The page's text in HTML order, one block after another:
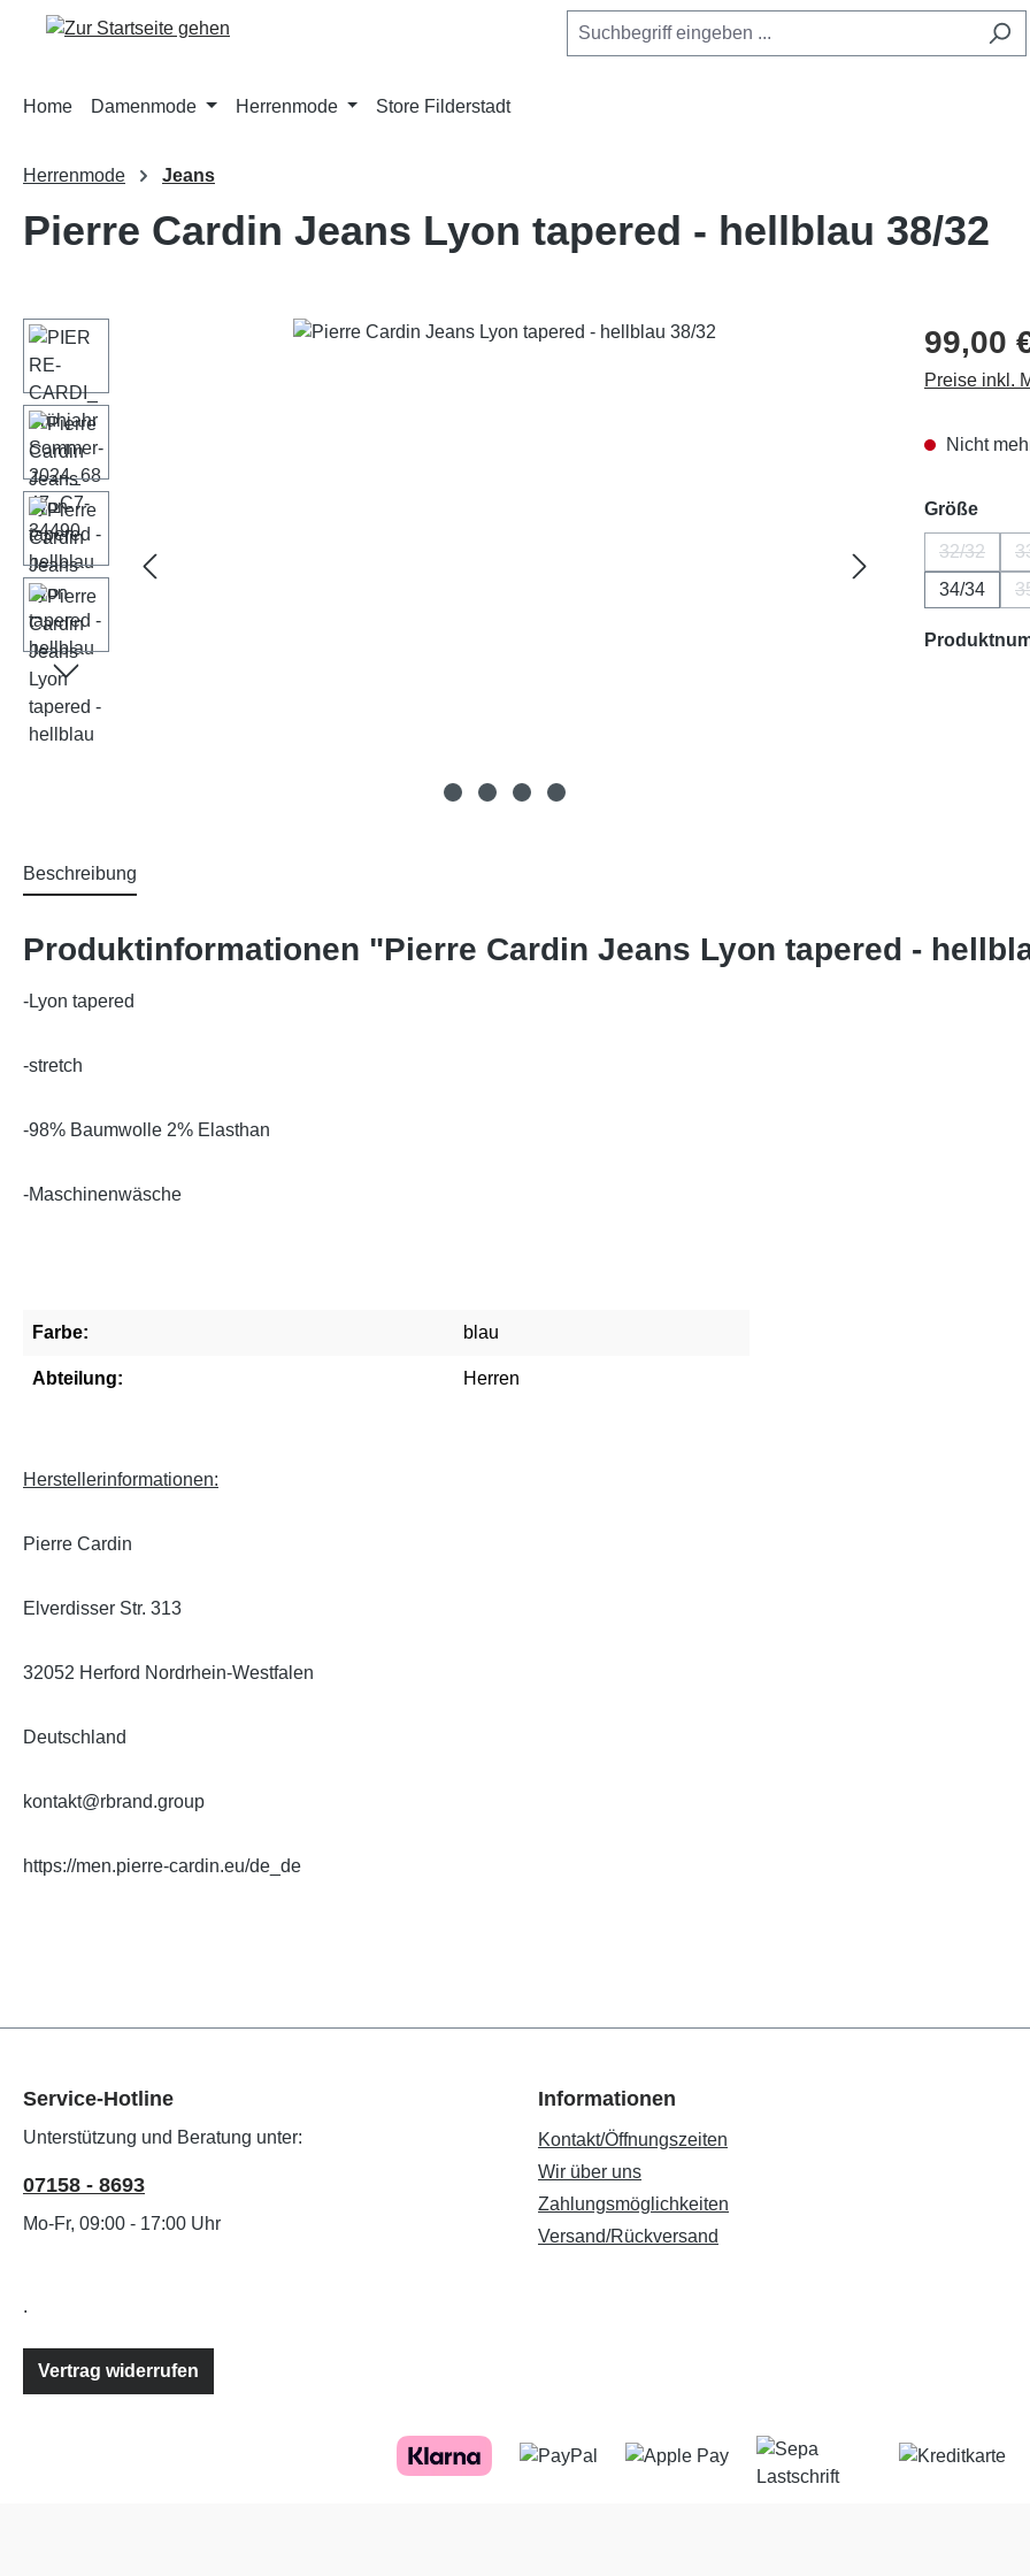
Hauptinhalt springen
Zur Suche springen
Zur Hauptnavigation springen
Home Damenmode Herrenmode Store Filderstadt
Herrenmode Jeans
Pierre Cardin Jeans Lyon tapered - hellblau 38/32
Bildergalerie überspringen 99,00
Preise inkl.
Nicht
Größe
32/32
34/34
Beschreibung
Produktinformationen "Pierre Cardin Jeans Lyon tapered -
-Lyon tapered
-stretch
-98% Baumwolle 2% Elasthan
-Maschinenwäsche
Farbe: blau
Abteilung: Herren
Herstellerinformationen:
Pierre Cardin
Elverdisser Str. 313
32052 Herford Nordrhein-Westfalen
Deutschland
kontakt@rbrand.group
https://men.pierre-cardin.eu/de_de
Service-Hotline
Unterstützung und Beratung unter:
07158 - 8693
Mo-Fr, 09:00 - 17:00 Uhr
.
Vertrag widerrufen
Informationen
Kontakt/Öffnungszeiten
Wir über uns
Zahlungsmöglichkeiten
Versand/Rückversand